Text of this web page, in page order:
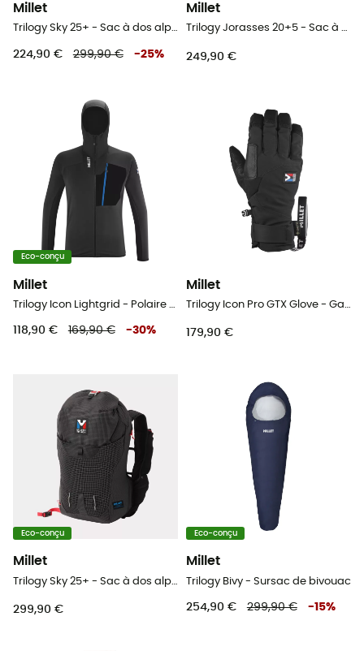
Millet
Trilogy Sky 25+ - Sac à dos alpinisme
224,90 € 299,90 € -25%
Millet
Trilogy Jorasses 20+5 - Sac à dos alpinisme
249,90 €
Eco-conçu
Millet
Trilogy Icon Lightgrid - Polaire homme
118,90 € 169,90 € -30%
Millet
Trilogy Icon Pro GTX Glove - Gants alpinisme
179,90 €
Eco-conçu
Millet
Trilogy Sky 25+ - Sac à dos alpinisme
299,90 €
Eco-conçu
Millet
Trilogy Bivy - Sursac de bivouac
254,90 € 299,90 € -15%